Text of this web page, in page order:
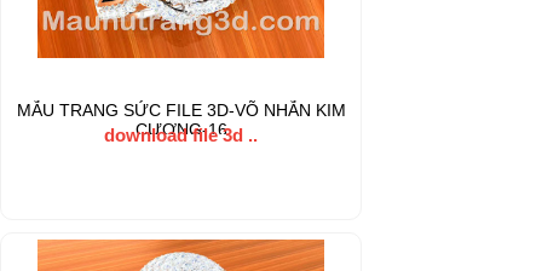
MẪU TRANG SỨC FILE 3D-VÕ NHẪN KIM
CƯƠNG-16
download file 3d ..